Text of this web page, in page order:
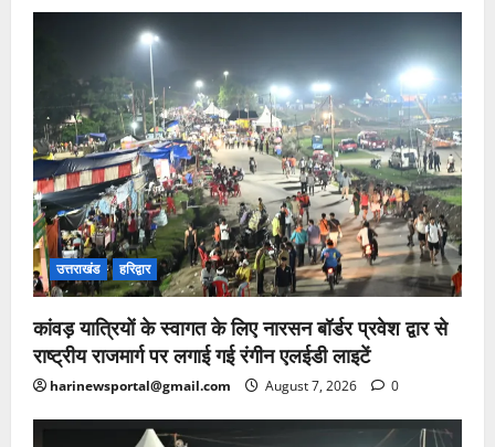
उत्तराखंड हरिद्वार
कांवड़ यात्रियों के स्वागत के लिए नारसन बॉर्डर प्रवेश द्वार से
राष्ट्रीय राजमार्ग पर लगाई गई रंगीन एलईडी लाइटें
harinewsportal@gmail.com August 7, 2026 0